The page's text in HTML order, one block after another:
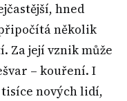
hned
několik
Za její vznik může
– kouření. I
nových lidí,